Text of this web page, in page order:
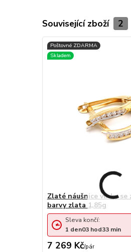
Související zboží 2
Zlaté náušnice vlnky se
barvy zlata 1,85g
7 269 Kč/pár
Sleva končí:
1 den03 hod33 min